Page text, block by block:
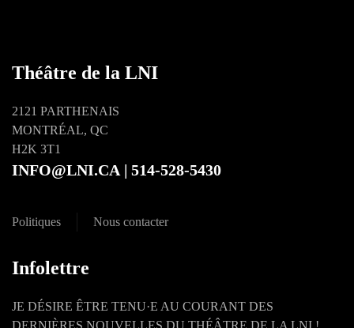
Théâtre de la LNI
2121 PARTHENAIS
MONTRÉAL, QC
H2K 3T1
INFO@LNI.CA | 514-528-5430
Politiques Nous contacter
Infolettre
JE DÉSIRE ÊTRE TENU·E AU COURANT DES
DERNIÈRES NOUVELLES DU THÉÂTRE DE LA LNI !